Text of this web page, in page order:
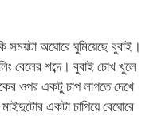
অঘোরে ঘুমিয়েছে বুবাই।
বেলের শব্দে। বুবাই চোখ খুলে
ওপর একটু চাপ লাগতে দেখে
একটা চাপিয়ে বেঘোরে